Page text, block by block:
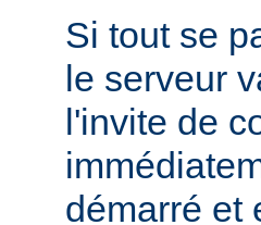
Si tout se
le serveur
l'invite de
démarré et